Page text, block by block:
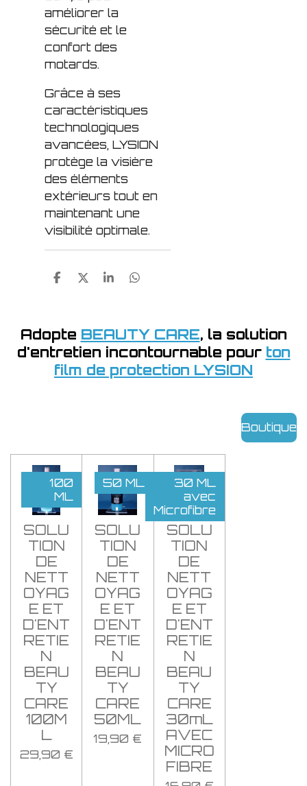
améliorer la
sécurité et le
confort des
motards.
Grâce à ses
caractéristiques
technologiques
avancées, LYSION
protège la visière
des éléments
extérieurs tout en
maintenant une
visibilité optimale.
P
a
g
e
r
P
a
g
e
P
a
g
e
r
P
a
g
e
r
Adopte BEAUTY CARE, la solution
d'entretien incontournable pour ton
film de protection LYSION
Boutique
100
ML
SOLU
TION
DE
NETT
OYAG
E ET
D'ENT
RETIE
N
BEAU
TY
CARE
100M
L
29,90 €
50 ML
SOLU
TION
DE
NETT
OYAG
E ET
D'ENT
RETIE
N
BEAU
TY
CARE
50ML
19,90 €
30 ML
avec
Microfibre
SOLU
TION
DE
NETT
OYAG
E ET
D'ENT
RETIE
N
BEAU
TY
CARE
30mL
AVEC
MICRO
FIBRE